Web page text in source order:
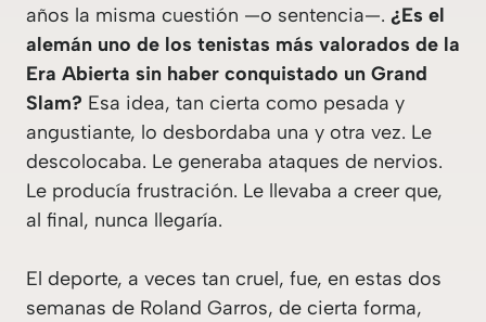
años la misma cuestión —o sentencia—. ¿Es el
alemán uno de los tenistas más valorados de la
Era Abierta sin haber conquistado un Grand
Slam? Esa idea, tan cierta como pesada y
angustiante, lo desbordaba una y otra vez. Le
descolocaba. Le generaba ataques de nervios.
Le producía frustración. Le llevaba a creer que,
al final, nunca llegaría.
El deporte, a veces tan cruel, fue, en estas dos
semanas de Roland Garros, de cierta forma,